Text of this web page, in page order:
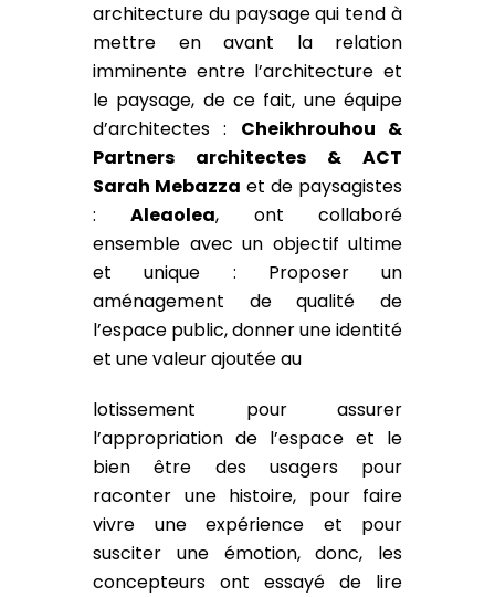
architecture du paysage qui tend à
mettre en avant la relation
imminente entre l’architecture et
le paysage, de ce fait, une équipe
d’architectes : Cheikhrouhou &
Partners architectes & ACT
Sarah Mebazza et de paysagistes
:Aleaolea, ont collaboré
ensemble avec un objectif ultime
et unique : Proposer un
aménagement de qualité de
l’espace public, donner une identité
et une valeur ajoutée au
lotissement pour assurer
l’appropriation de l’espace et le
bien être des usagers pour
raconter une histoire, pour faire
vivre une expérience et pour
susciter une émotion, donc, les
concepteurs ont essayé de lire